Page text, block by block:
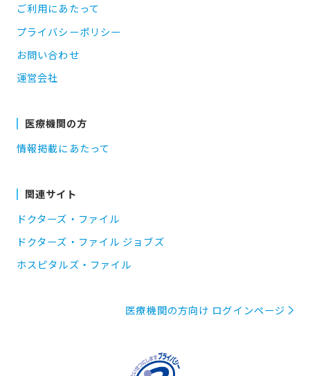
ご利用にあたって
プライバシーポリシー
お問い合わせ
運営会社
医療機関の方
情報掲載にあたって
関連サイト
ドクターズ・ファイル
ドクターズ・ファイル ジョブズ
ホスピタルズ・ファイル
医療機関の方向け ログインページ